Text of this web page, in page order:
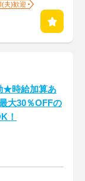
(夫)歓迎
★時給加算あ
大30％OFFの
！